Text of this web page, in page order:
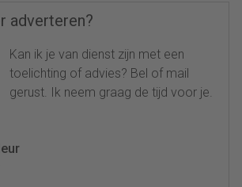
adverteren?
Kan ik je van dienst zijn met een
toelichting of advies? Bel of mail
gerust. Ik neem graag de tijd voor je.